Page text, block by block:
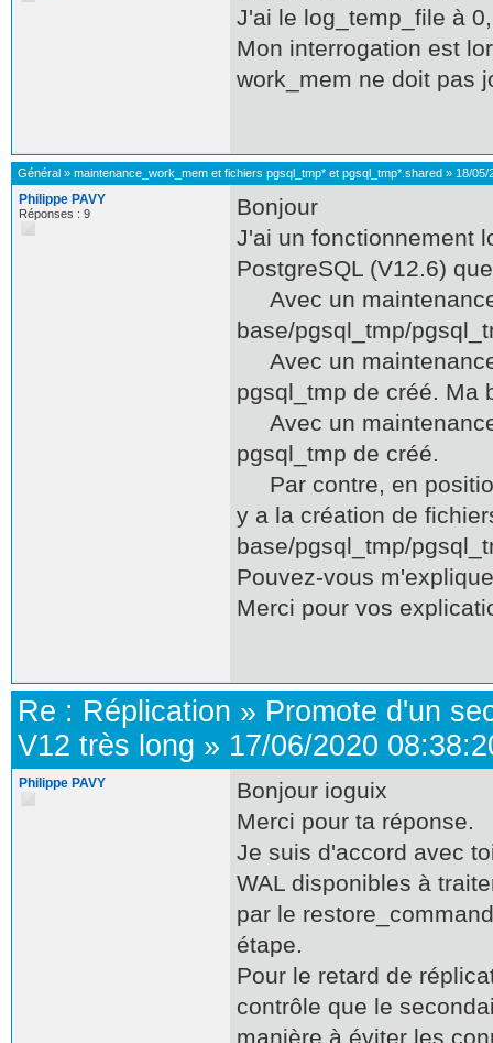
J'ai le log_temp_file à
Mon interrogation est
work_mem ne doit pas
Général » maintenance_work_mem et fichiers pgsql_tmp* et pgsql_tmp*.shared » 18/05/
Philippe PAVY
Réponses : 9
Bonjour
J'ai un fonctionnement
PostgreSQL (V12.6)
Avec un
base/pgsql_tmp/
Avec un
pgsql_tmp de créé. Ma
Avec un
pgsql_tmp de créé.
Par contre, en
y a la création de
base/pgsql_tmp/
Pouvez-vous
Merci pour vos
Re : Réplication » Promote d'un
V12 très long » 17/06/2020
Philippe PAVY
Bonjour ioguix
Merci pour ta réponse.
Je suis d'accord avec
WAL disponibles à
par le
étape.
Pour le retard de
contrôle que le
manière à éviter les